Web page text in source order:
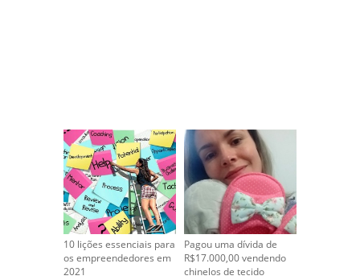
10 lições essenciais para
os empreendedores em
2021
Pagou uma dívida de
R$17.000,00 vendendo
chinelos de tecido